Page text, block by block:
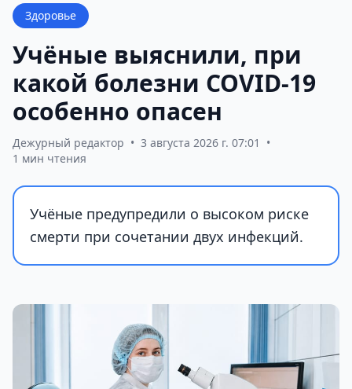
Здоровье
Учёные выяснили, при
какой болезни COVID-19
особенно опасен
Дежурный редактор • 3 августа 2026 г. 07:01
•
1 мин чтения
Учёные предупредили о высоком риске
смерти при сочетании двух инфекций.